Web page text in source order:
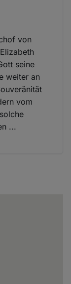
von
seine
weiter an
vom
...